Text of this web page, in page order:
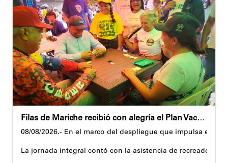
Filas de Mariche recibió con alegría el Plan Vacacional Venezuela RÍE 2026
08/08/2026.- En el marco del despliegue que impulsa el
La jornada integral contó con la asistencia de recreadores